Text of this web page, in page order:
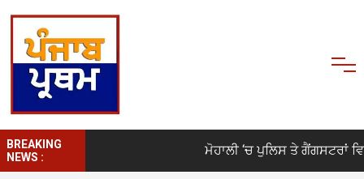
BREAKING
NEWS :
ਮੋਹਾਲੀ ‘ਚ ਪੁਲਿਸ ਤੇ ਗੈਂਗਸਟਰਾਂ